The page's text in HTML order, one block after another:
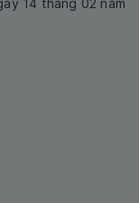
14 tháng 02 năm